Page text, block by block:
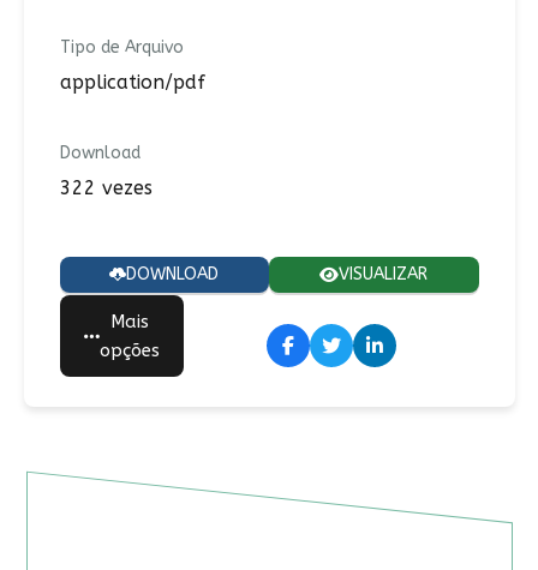
Tipo de Arquivo
application/pdf
Download
322 vezes
DOWNLOAD VISUALIZAR
Mais
opções